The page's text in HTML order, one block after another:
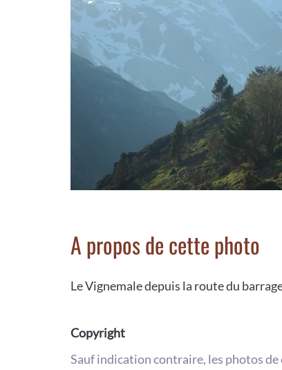
A propos de cette photo
Le Vignemale depuis la route du
Copyright
Sauf indication contraire, les photos de